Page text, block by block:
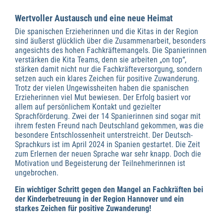
Wertvoller Austausch und eine neue Heimat
Die spanischen Erzieherinnen und die Kitas in der Region
sind äußerst glücklich über die Zusammenarbeit, besonders
angesichts des hohen Fachkräftemangels. Die Spanierinnen
verstärken die Kita Teams, denn sie arbeiten „on top“,
stärken damit nicht nur die Fachkräfteversorgung, sondern
setzen auch ein klares Zeichen für positive Zuwanderung.
Trotz der vielen Ungewissheiten haben die spanischen
Erzieherinnen viel Mut bewiesen. Der Erfolg basiert vor
allem auf persönlichem Kontakt und gezielter
Sprachförderung. Zwei der 14 Spanierinnen sind sogar mit
ihrem festen Freund nach Deutschland gekommen, was die
besondere Entschlossenheit unterstreicht. Der Deutsch-
Sprachkurs ist im April 2024 in Spanien gestartet. Die Zeit
zum Erlernen der neuen Sprache war sehr knapp. Doch die
Motivation und Begeisterung der Teilnehmerinnen ist
ungebrochen.
Ein wichtiger Schritt gegen den Mangel an Fachkräften bei
der Kinderbetreuung in der Region Hannover und ein
starkes Zeichen für positive Zuwanderung!